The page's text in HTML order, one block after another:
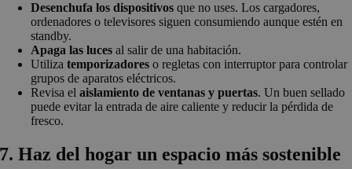
Desenchufa los dispositivos que no uses. Los cargadores,
ordenadores o televisores siguen consumiendo aunque estén en
standby.
Apaga las luces al salir de una habitación.
Utilizatemporizadores o regletas con interruptor para controlar
grupos de aparatos eléctricos.
Revisa elaislamiento de ventanas y puertas. Un buen sellado
puede evitar la entrada de aire caliente y reducir la pérdida de
fresco.
7. Haz del hogar un espacio más sostenible